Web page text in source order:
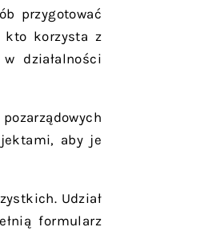
przygotować
kto korzysta z
działalności
aby je
Udział
formularz